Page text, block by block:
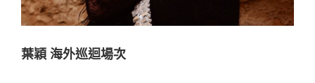
葉穎 海外巡迴場次